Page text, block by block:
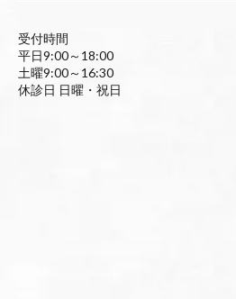
受付時間
平日9:00～18:00
土曜9:00～16:30
休診日 日曜・祝日